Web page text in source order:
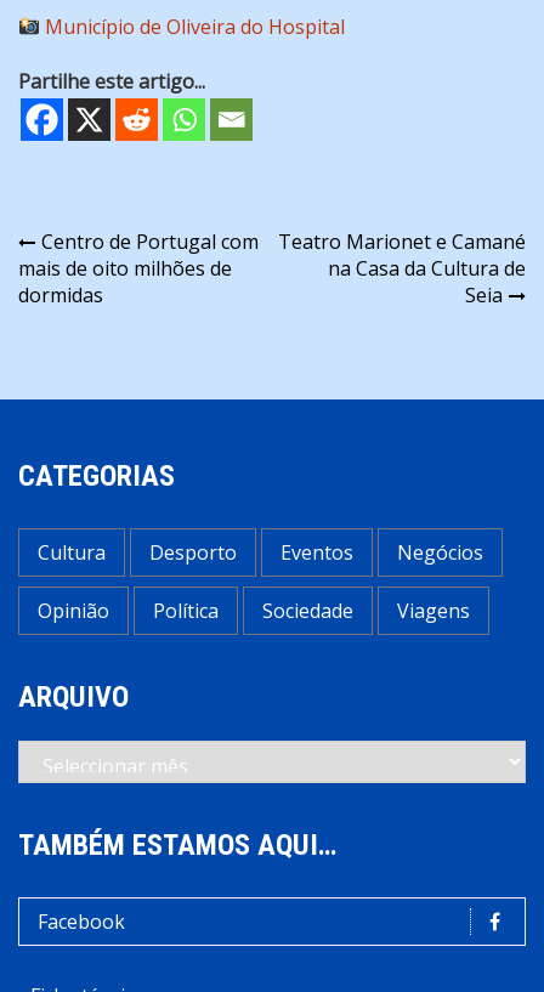
Município de Oliveira do Hospital
Partilhe este artigo...
Navegação
de
Centro de Portugal com
mais de oito milhões de
dormidas
Teatro Marionet e Camané
na Casa da Cultura de
Seia
CATEGORIAS
Cultura Desporto Eventos Negócios
Opinião Política Sociedade Viagens
ARQUIVO
Arquivo
TAMBÉM ESTAMOS AQUI…
Facebook